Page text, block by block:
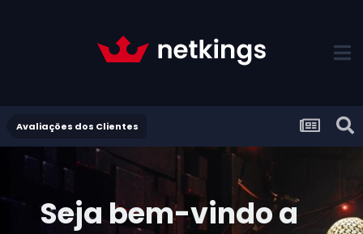
Avaliações dos Clientes
Seja bem-vindo a